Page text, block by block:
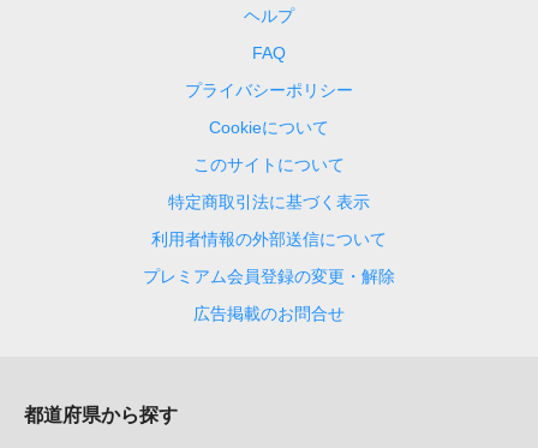
ヘルプ
FAQ
プライバシーポリシー
Cookieについて
このサイトについて
特定商取引法に基づく表示
利用者情報の外部送信について
プレミアム会員登録の変更・解除
広告掲載のお問合せ
都道府県から探す